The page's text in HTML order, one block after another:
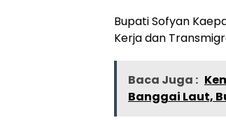
Bupati Sofyan
Kerja dan
Baca Juga :
Banggai Laut,